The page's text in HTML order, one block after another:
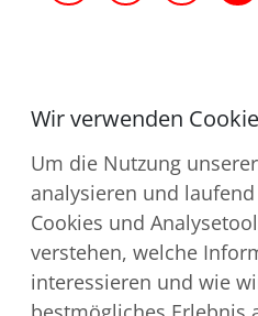
Kontakt
Impressum
Um die Nutzung
analysieren und
Cookies und
verstehen, welche
interessieren und wie